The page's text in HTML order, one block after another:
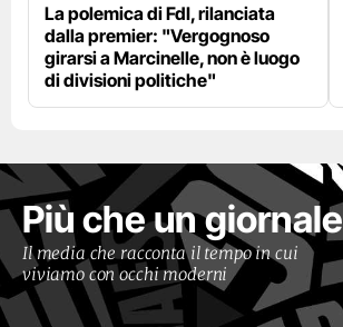
La polemica di FdI, rilanciata
dalla premier: "Vergognoso
girarsi a Marcinelle, non è luogo
di divisioni politiche"
Più che un giornale
Il media che racconta il tempo in cui
viviamo con occhi moderni